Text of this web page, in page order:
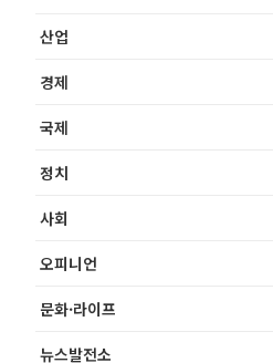
산업
경제
국제
정치
사회
오피니언
문화·라이프
뉴스발전소